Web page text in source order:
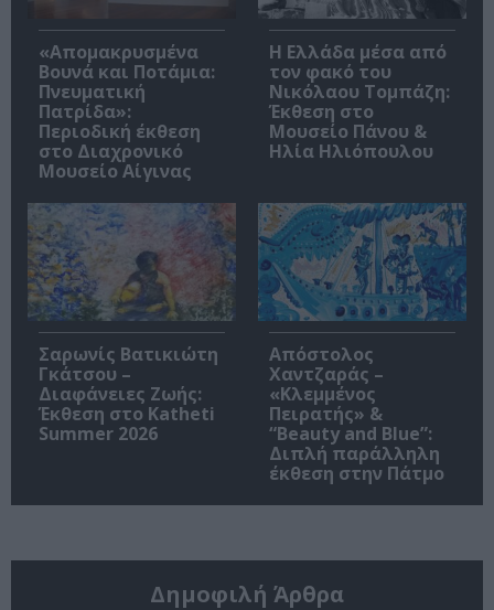
«Απομακρυσμένα
Βουνά και Ποτάμια:
Πνευματική
Πατρίδα»:
Περιοδική έκθεση
στο Διαχρονικό
Μουσείο Αίγινας
Η Ελλάδα μέσα από
τον φακό του
Νικόλαου Τομπάζη:
Έκθεση στο
Μουσείο Πάνου &
Ηλία Ηλιόπουλου
Σαρωνίς Βατικιώτη
Γκάτσου –
Διαφάνειες Ζωής:
Έκθεση στο Katheti
Summer 2026
Απόστολος
Χαντζαράς –
«Κλεμμένος
Πειρατής» &
“Beauty and Blue”:
Διπλή παράλληλη
έκθεση στην Πάτμο
Δημοφιλή Άρθρα